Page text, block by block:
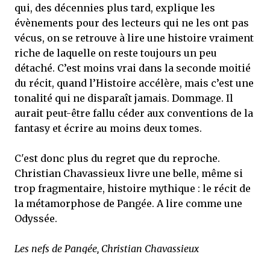
qui, des décennies plus tard, explique les
évènements pour des lecteurs qui ne les ont pas
vécus, on se retrouve à lire une histoire vraiment
riche de laquelle on reste toujours un peu
détaché. C’est moins vrai dans la seconde moitié
du récit, quand l’Histoire accélère, mais c’est une
tonalité qui ne disparaît jamais. Dommage. Il
aurait peut-être fallu céder aux conventions de la
fantasy et écrire au moins deux tomes.
C'est donc plus du regret que du reproche.
Christian Chavassieux livre une belle, même si
trop fragmentaire, histoire mythique : le récit de
la métamorphose de Pangée. A lire comme une
Odyssée.
Les nefs de Pangée, Christian Chavassieux